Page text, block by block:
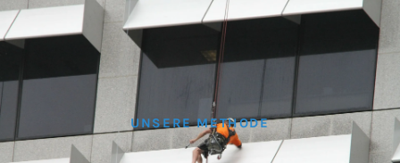
UNSERE METHODE